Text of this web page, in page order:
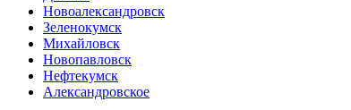
Новоалександровск
Зеленокумск
Михайловск
Новопавловск
Нефтекумск
Александровское